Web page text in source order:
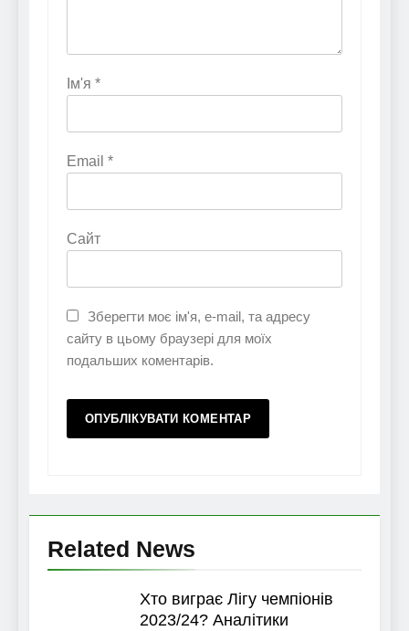
Ім'я *
Email *
Сайт
Зберегти моє ім'я, e-mail, та адресу
сайту в цьому браузері для моїх
подальших коментарів.
Related News
Хто виграє Лігу чемпіонів
2023/24? Аналітики